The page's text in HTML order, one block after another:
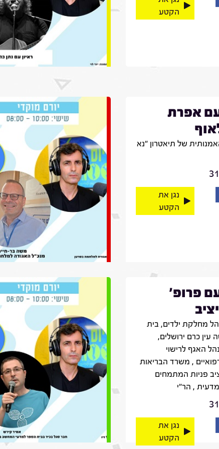
הקטע
עם אפרת
של תיאטרון "נא
נגן את
הקטע
פרופ'
מחלקת ילדים, בית
עין כרם ירושלים,
האגף לרישוי
, משרד הבריאות
פניות המתמחים
, הר״י
נגן את
הקטע